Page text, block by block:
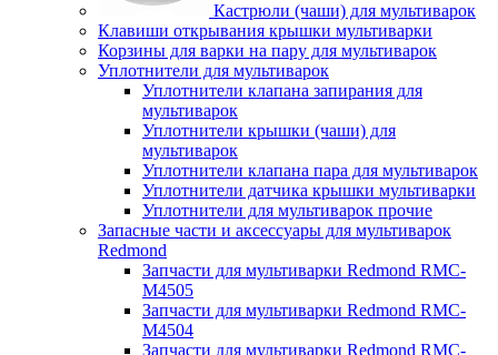
Кастрюли (чаши) для мультиварок
Клавиши открывания крышки мультиварки
Корзины для варки на пару для мультиварок
Уплотнители для мультиварок
Уплотнители клапана запирания для
мультиварок
Уплотнители крышки (чаши) для
мультиварок
Уплотнители клапана пара для мультиварок
Уплотнители датчика крышки мультиварки
Уплотнители для мультиварок прочие
Запасные части и аксессуары для мультиварок
Redmond
Запчасти для мультиварки Redmond RMC-
M4505
Запчасти для мультиварки Redmond RMC-
M4504
Запчасти для мультиварки Redmond RMC-